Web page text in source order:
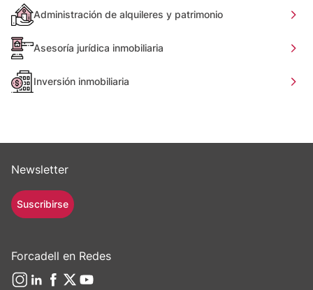
Administración de alquileres y patrimonio
Asesoría jurídica inmobiliaria
Inversión inmobiliaria
Newsletter
Suscribirse
Forcadell en Redes